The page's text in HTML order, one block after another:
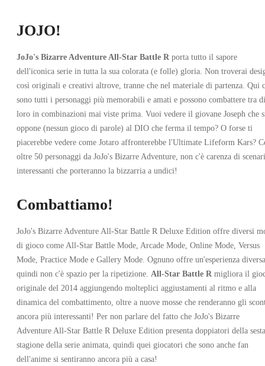
JOJO!
JoJo's Bizarre Adventure All-Star Battle R porta tutto il sapore
dell'iconica serie in tutta la sua colorata (e folle) gloria. Non troverai
così originali e creativi altrove, tranne che nel materiale di partenza. Qui
sono tutti i personaggi più memorabili e amati e possono combattere tra di
loro in combinazioni mai viste prima. Vuoi vedere il giovane Joseph che
oppone (nessun gioco di parole) al DIO che ferma il tempo? O forse ti
piacerebbe vedere come Jotaro affronterebbe l'Ultimate Lifeform Kars?
oltre 50 personaggi da JoJo's Bizarre Adventure, non c'è carenza di scenari
interessanti che porteranno la bizzarria a undici!
Combattiamo!
JoJo's Bizarre Adventure All-Star Battle R Deluxe Edition offre diversi
di gioco come All-Star Battle Mode, Arcade Mode, Online Mode, Versus
Mode, Practice Mode e Gallery Mode. Ognuno offre un'esperienza
quindi non c'è spazio per la ripetizione. All-Star Battle R migliora il
originale del 2014 aggiungendo molteplici aggiustamenti al ritmo e alla
dinamica del combattimento, oltre a nuove mosse che renderanno gli
ancora più interessanti! Per non parlare del fatto che JoJo's Bizarre
Adventure All-Star Battle R Deluxe Edition presenta doppiatori della sesta
stagione della serie animata, quindi quei giocatori che sono anche fan
dell'anime si sentiranno ancora più a casa!